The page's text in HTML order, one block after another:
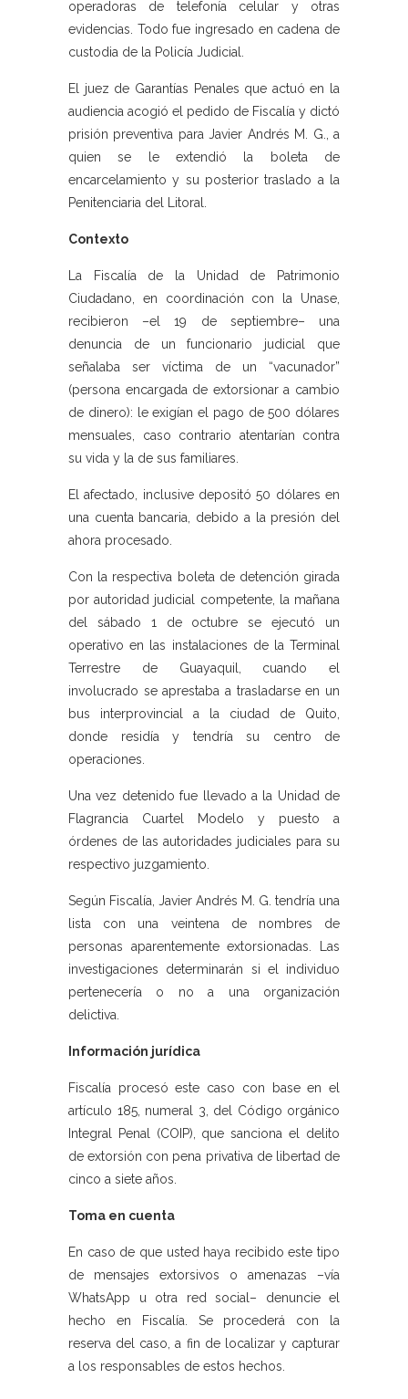
operadoras de telefonía celular y otras
evidencias. Todo fue ingresado en cadena de
custodia de la Policía Judicial.
El juez de Garantías Penales que actuó en la
audiencia acogió el pedido de Fiscalía y dictó
prisión preventiva para Javier Andrés M. G., a
quien se le extendió la boleta de
encarcelamiento y su posterior traslado a la
Penitenciaria del Litoral.
Contexto
La Fiscalía de la Unidad de Patrimonio
Ciudadano, en coordinación con la Unase,
recibieron –el 19 de septiembre– una
denuncia de un funcionario judicial que
señalaba ser víctima de un “vacunador”
(persona encargada de extorsionar a cambio
de dinero): le exigían el pago de 500 dólares
mensuales, caso contrario atentarían contra
su vida y la de sus familiares.
El afectado, inclusive depositó 50 dólares en
una cuenta bancaria, debido a la presión del
ahora procesado.
Con la respectiva boleta de detención girada
por autoridad judicial competente, la mañana
del sábado 1 de octubre se ejecutó un
operativo en las instalaciones de la Terminal
Terrestre de Guayaquil, cuando el
involucrado se aprestaba a trasladarse en un
bus interprovincial a la ciudad de Quito,
donde residía y tendría su centro de
operaciones.
Una vez detenido fue llevado a la Unidad de
Flagrancia Cuartel Modelo y puesto a
órdenes de las autoridades judiciales para su
respectivo juzgamiento.
Según Fiscalía, Javier Andrés M. G. tendría una
lista con una veintena de nombres de
personas aparentemente extorsionadas. Las
investigaciones determinarán si el individuo
pertenecería o no a una organización
delictiva.
Información jurídica
Fiscalía procesó este caso con base en el
artículo 185, numeral 3, del Código orgánico
Integral Penal (COIP), que sanciona el delito
de extorsión con pena privativa de libertad de
cinco a siete años.
Toma en cuenta
En caso de que usted haya recibido este tipo
de mensajes extorsivos o amenazas –vía
WhatsApp u otra red social– denuncie el
hecho en Fiscalía. Se procederá con la
reserva del caso, a fin de localizar y capturar
a los responsables de estos hechos.